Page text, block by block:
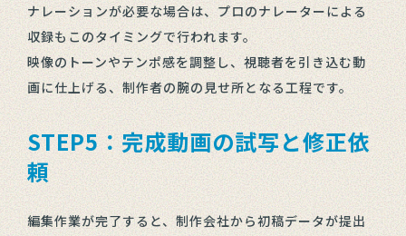
ナレーションが必要な場合は、プロのナレーターによる
収録もこのタイミングで行われます。
映像のトーンやテンポ感を調整し、視聴者を引き込む動
画に仕上げる、制作者の腕の見せ所となる工程です。
STEP5：完成動画の試写と修正依
頼
編集作業が完了すると、制作会社から初稿データが提出